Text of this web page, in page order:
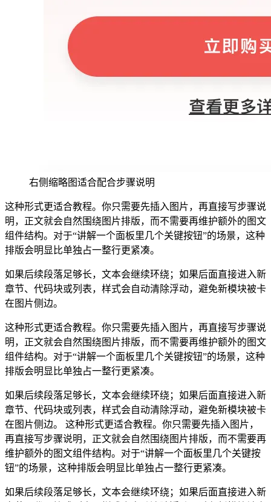
右侧缩略图适合配合步骤说明
这种形式更适合教程。你只需要先插入图片，再直接写步骤说
明，正文就会自然围绕图片排版，而不需要再维护额外的图文
组件结构。对于“讲解一个面板里几个关键按钮”的场景，这种
排版会明显比单独占一整行更紧凑。
如果后续段落足够长，文本会继续环绕；如果后面直接进入新
章节、代码块或列表，样式会自动清除浮动，避免新模块被卡
在图片侧边。
这种形式更适合教程。你只需要先插入图片，再直接写步骤说
明，正文就会自然围绕图片排版，而不需要再维护额外的图文
组件结构。对于“讲解一个面板里几个关键按钮”的场景，这种
排版会明显比单独占一整行更紧凑。
如果后续段落足够长，文本会继续环绕；如果后面直接进入新
章节、代码块或列表，样式会自动清除浮动，避免新模块被卡
在图片侧边。 这种形式更适合教程。你只需要先插入图片，
再直接写步骤说明，正文就会自然围绕图片排版，而不需要再
维护额外的图文组件结构。对于“讲解一个面板里几个关键按
钮”的场景，这种排版会明显比单独占一整行更紧凑。
如果后续段落足够长，文本会继续环绕；如果后面直接进入新